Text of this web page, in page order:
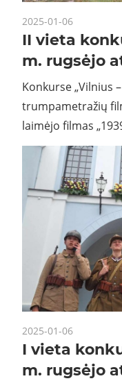
2025-01-06
II vieta
m. rugsėjo
Konkurse „Vilnius
trumpametražių
laimėjo filmas
2025-01-06
I vieta
m. rugsėjo